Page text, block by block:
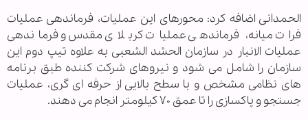
الحمدانی اضافه کرد: محورهای این عملیات، فرماندهی عملیات
فرات میانه، فرماندهی عملیات کربلای مقدس و فرماندهی
عملیات الانبار در سازمان الحشد الشعبی به علاوه تیپ دوم این
سازمان را شامل می شود و نیروهای شرکت کننده طبق برنامه
های نظامی مشخص و با سطح بالایی از حرفه ای گری، عملیات
جستجو و پاکسازی را تا عمق ۷۰ کیلومتر انجام می دهند.